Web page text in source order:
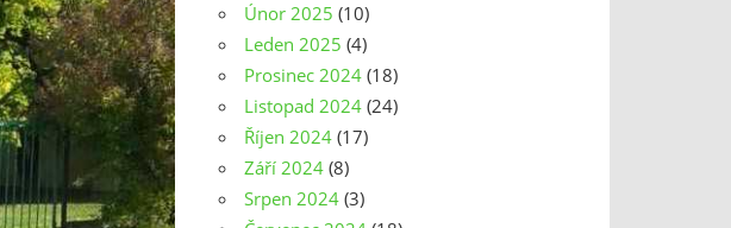
Únor 2025 (10)
Leden 2025 (4)
Prosinec 2024 (18)
Listopad 2024 (24)
Říjen 2024 (17)
Září 2024 (8)
Srpen 2024 (3)